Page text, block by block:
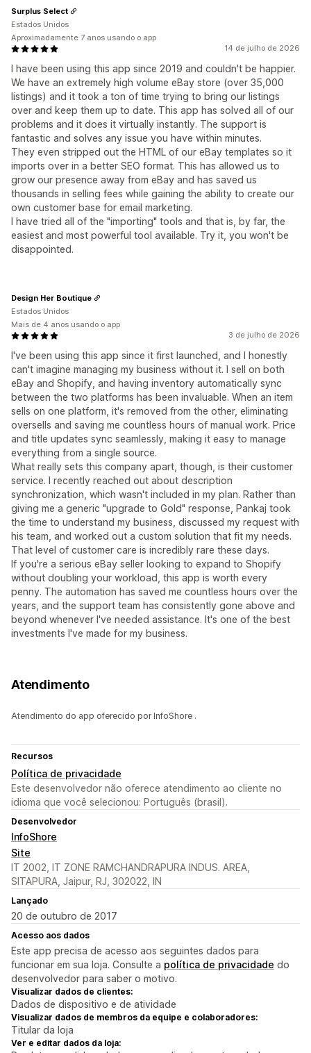
14 de julho de 2026
I have been using this app since 2019 and couldn't be happier.
We have an extremely high volume eBay store (over 35,000
listings) and it took a ton of time trying to bring our listings
over and keep them up to date. This app has solved all of our
problems and it does it virtually instantly. The support is
fantastic and solves any issue you have within minutes.
They even stripped out the HTML of our eBay templates so it
imports over in a better SEO format. This has allowed us to
grow our presence away from eBay and has saved us
thousands in selling fees while gaining the ability to create our
own customer base for email marketing.
I have tried all of the "importing" tools and that is, by far, the
easiest and most powerful tool available. Try it, you won't be
disappointed.
Surplus Select
Estados Unidos
Aproximadamente 7 anos usando o app
3 de julho de 2026
I've been using this app since it first launched, and I honestly
can't imagine managing my business without it. I sell on both
eBay and Shopify, and having inventory automatically sync
between the two platforms has been invaluable. When an item
sells on one platform, it's removed from the other, eliminating
oversells and saving me countless hours of manual work. Price
and title updates sync seamlessly, making it easy to manage
everything from a single source.
What really sets this company apart, though, is their customer
service. I recently reached out about description
synchronization, which wasn't included in my plan. Rather than
giving me a generic "upgrade to Gold" response, Pankaj took
the time to understand my business, discussed my request with
his team, and worked out a custom solution that fit my needs.
That level of customer care is incredibly rare these days.
If you're a serious eBay seller looking to expand to Shopify
without doubling your workload, this app is worth every
penny. The automation has saved me countless hours over the
years, and the support team has consistently gone above and
beyond whenever I've needed assistance. It's one of the best
investments I've made for my business.
Design Her Boutique
Estados Unidos
Mais de 4 anos usando o app
Atendimento
Atendimento do app oferecido por InfoShore .
Recursos
Política de privacidade
Este desenvolvedor não oferece atendimento ao cliente no
idioma que você selecionou: Português (brasil).
Desenvolvedor
InfoShore
Site
IT 2002, IT ZONE RAMCHANDRAPURA INDUS. AREA,
SITAPURA, Jaipur, RJ, 302022, IN
Lançado
20 de outubro de 2017
Acesso aos dados
Este app precisa de acesso aos seguintes dados para
funcionar em sua loja. Consulte a política de privacidade do
desenvolvedor para saber o motivo.
Visualizar dados de clientes:
Dados de dispositivo e de atividade
Visualizar dados de membros da equipe e colaboradores:
Titular da loja
Ver e editar dados da loja: